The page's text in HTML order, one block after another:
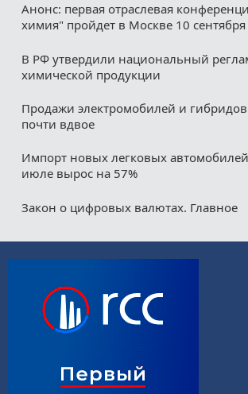
Анонс: первая отраслевая
химия" пройдет в Москве 10 сентября
В РФ утвердили национальный
химической продукции
Продажи электромобилей и
почти вдвое
Импорт новых легковых
июле вырос на 57%
Закон о цифровых валютах. Главное